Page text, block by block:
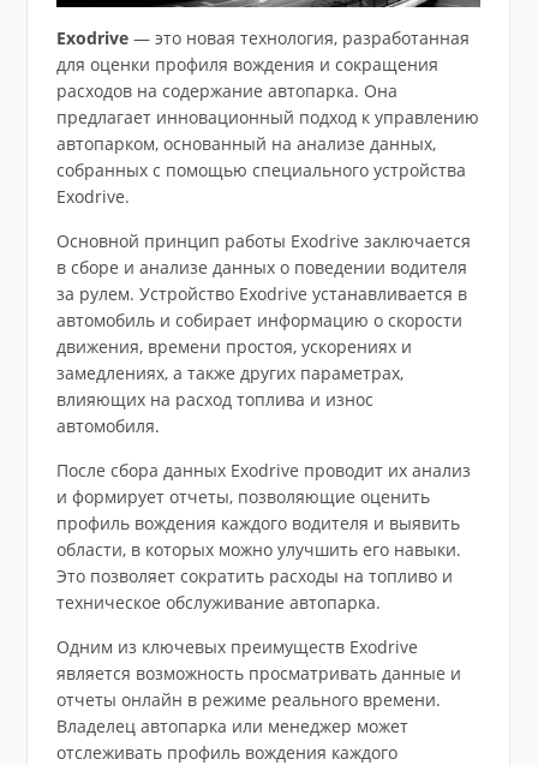
Exodrive— это новая технология, разработанная
для оценки профиля вождения и сокращения
расходов на содержание автопарка. Она
предлагает инновационный подход к управлению
автопарком, основанный на анализе данных,
собранных с помощью специального устройства
Exodrive.
Основной принцип работы Exodrive заключается
в сборе и анализе данных о поведении водителя
за рулем. Устройство Exodrive устанавливается в
автомобиль и собирает информацию о скорости
движения, времени простоя, ускорениях и
замедлениях, а также других параметрах,
влияющих на расход топлива и износ
автомобиля.
После сбора данных Exodrive проводит их анализ
и формирует отчеты, позволяющие оценить
профиль вождения каждого водителя и выявить
области, в которых можно улучшить его навыки.
Это позволяет сократить расходы на топливо и
техническое обслуживание автопарка.
Одним из ключевых преимуществ Exodrive
является возможность просматривать данные и
отчеты онлайн в режиме реального времени.
Владелец автопарка или менеджер может
отслеживать профиль вождения каждого